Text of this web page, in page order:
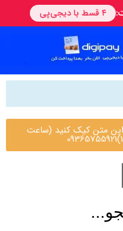
متن کیک کنید (ساعت